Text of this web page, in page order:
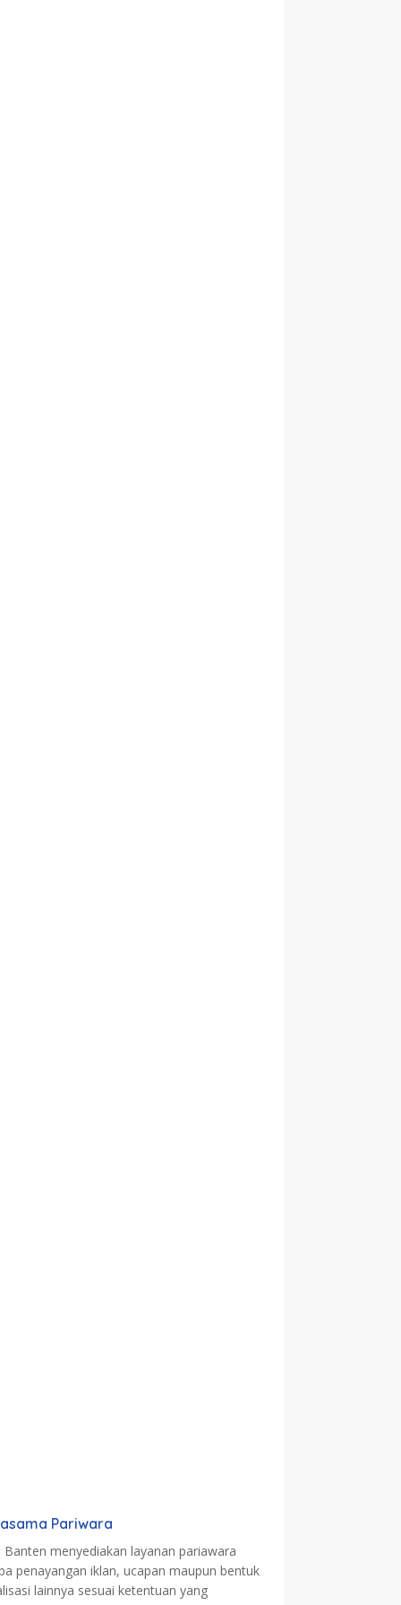
Pariwara
Banten menyediakan layanan pariawara
penayangan iklan, ucapan maupun bentuk
lainnya sesuai ketentuan yang